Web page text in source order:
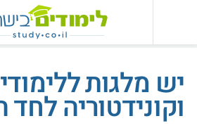
יש מלגות
וקונידטוריה לחד